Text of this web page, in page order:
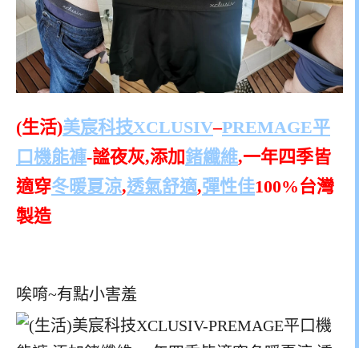
(生活)美宸科技XCLUSIV–PREMAGE平
口機能褲-謐夜灰,添加鍺纖維,一年四季皆
適穿冬暖夏涼,透氣舒適,彈性佳100%台灣
製造
唉唷~有點小害羞